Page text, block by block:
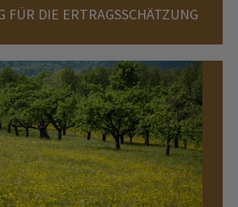
FÜR DIE ERTRAGSSCHÄTZUNG